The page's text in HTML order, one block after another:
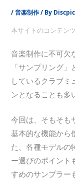
/音楽制作/ By
本サイトのコンテン
音楽制作に不可欠
「サンプリング
しているクラブミ
ンとなることも多
今回は、そもそも
基本的な機能から
た、各種モデルの
ー選びのポイント
すめのサンプラー